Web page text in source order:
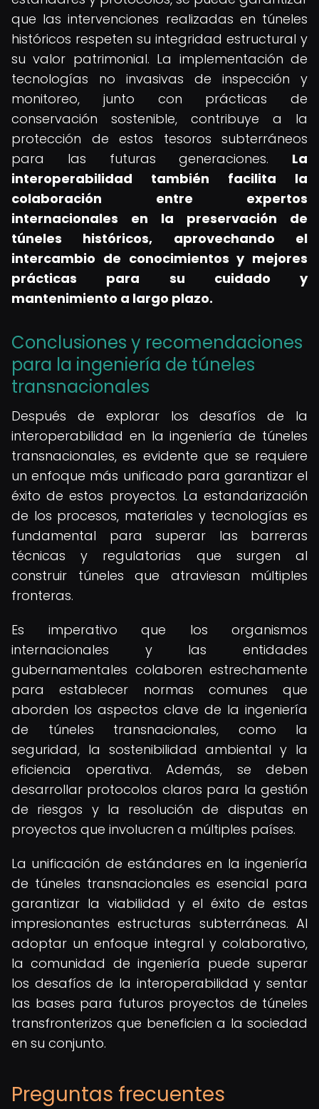
que las intervenciones realizadas en túneles
históricos respeten su integridad estructural y
su valor patrimonial. La implementación de
tecnologías no invasivas de inspección y
monitoreo, junto con prácticas de
conservación sostenible, contribuye a la
protección de estos tesoros subterráneos
para las futuras generaciones. La
interoperabilidad también facilita la
colaboración entre expertos
internacionales en la preservación de
túneles históricos, aprovechando el
intercambio de conocimientos y mejores
prácticas para su cuidado y
mantenimiento a largo plazo.
Conclusiones y recomendaciones
para la ingeniería de túneles
transnacionales
Después de explorar los desafíos de la
interoperabilidad en la ingeniería de túneles
transnacionales, es evidente que se requiere
un enfoque más unificado para garantizar el
éxito de estos proyectos. La estandarización
de los procesos, materiales y tecnologías es
fundamental para superar las barreras
técnicas y regulatorias que surgen al
construir túneles que atraviesan múltiples
fronteras.
Es imperativo que los organismos
internacionales y las entidades
gubernamentales colaboren estrechamente
para establecer normas comunes que
aborden los aspectos clave de la ingeniería
de túneles transnacionales, como la
seguridad, la sostenibilidad ambiental y la
eficiencia operativa. Además, se deben
desarrollar protocolos claros para la gestión
de riesgos y la resolución de disputas en
proyectos que involucren a múltiples países.
La unificación de estándares en la ingeniería
de túneles transnacionales es esencial para
garantizar la viabilidad y el éxito de estas
impresionantes estructuras subterráneas. Al
adoptar un enfoque integral y colaborativo,
la comunidad de ingeniería puede superar
los desafíos de la interoperabilidad y sentar
las bases para futuros proyectos de túneles
transfronterizos que beneficien a la sociedad
en su conjunto.
Preguntas frecuentes